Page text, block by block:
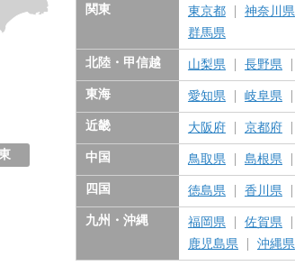
関東 東京都 神奈川県
群馬県
北陸・甲信越 山梨県 長野県
東海 愛知県 岐阜県
近畿 大阪府 京都府
中国 鳥取県 島根県
四国 徳島県 香川県
九州・沖縄 福岡県 佐賀県
鹿児島県
沖縄県